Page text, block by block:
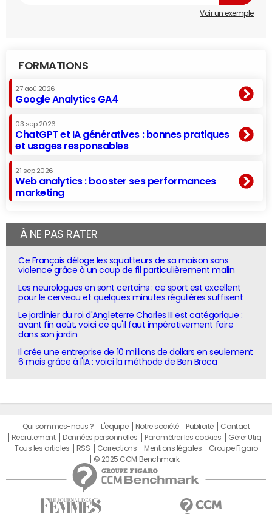
Voir un exemple
FORMATIONS
27 aoû 2026
Google Analytics GA4
03 sep 2026
ChatGPT et IA génératives : bonnes pratiques
et usages responsables
21 sep 2026
Web analytics : booster ses performances
marketing
À NE PAS RATER
Ce Français déloge les squatteurs de sa maison sans
violence grâce à un coup de fil particulièrement malin
Les neurologues en sont certains : ce sport est excellent
pour le cerveau et quelques minutes régulières suffisent
Le jardinier du roi d'Angleterre Charles III est catégorique :
avant fin août, voici ce qu'il faut impérativement faire
dans son jardin
Il crée une entreprise de 10 millions de dollars en seulement
6 mois grâce à l'IA : voici la méthode de Ben Broca
Qui sommes-nous ? L'équipe Notre société Publicité
Contact
Recrutement
Données personnelles Paramétrer les cookies
Gérer Utiq
Tous les articles
RSS Corrections Mentions légales
Groupe Figaro
© 2025 CCM Benchmark